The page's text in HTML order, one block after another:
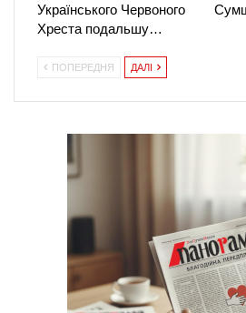
Українського Червоного
Хреста подальшу…
ПОПЕРЕДНЯ ДАЛІ